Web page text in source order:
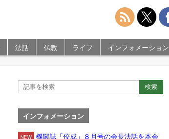
法話 仏教 ライフ インフォメーション
インフォメーション
NEW
機関誌「佼成」８月号の会長法話を本会